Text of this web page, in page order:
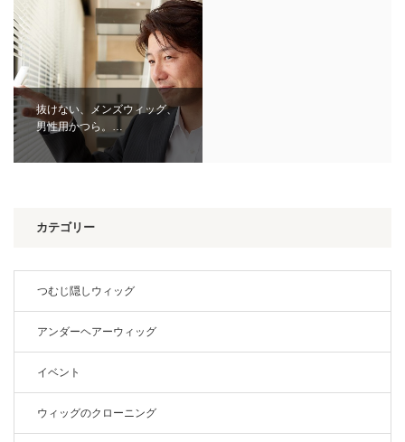
抜けない、メンズウィッグ、
男性用かつら。…
カテゴリー
つむじ隠しウィッグ
アンダーヘアーウィッグ
イベント
ウィッグのクローニング